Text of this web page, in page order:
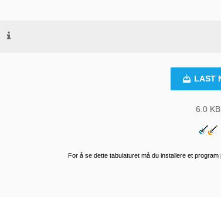
LAST
6.0 KB
For å se dette tabulaturet må du installere et program